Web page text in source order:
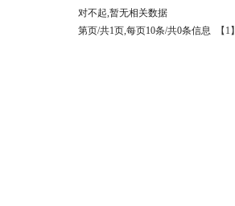
对不起,暂无相关数据
第页/共1页,每页10条/共0条信息
【1】